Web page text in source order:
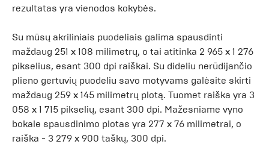
rezultatas yra vienodos kokybės.
Su mūsų akriliniais puodeliais galima spausdinti
maždaug 251 x 108 milimetrų, o tai atitinka 2 965 x 1 276
pikselius, esant 300 dpi raiškai. Su dideliu nerūdijančio
plieno gertuvių puodeliu savo motyvams galėsite skirti
maždaug 259 x 145 milimetrų plotą. Tuomet raiška yra 3
058 x 1 715 pikselių, esant 300 dpi. Mažesniame vyno
bokale spausdinimo plotas yra 277 x 76 milimetrai, o
raiška - 3 279 x 900 taškų, 300 dpi.